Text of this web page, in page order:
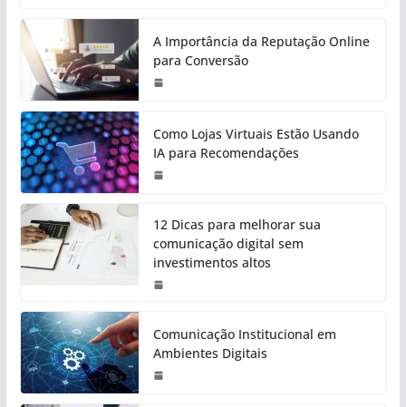
A Importância da Reputação Online
para Conversão
Como Lojas Virtuais Estão Usando
IA para Recomendações
12 Dicas para melhorar sua
comunicação digital sem
investimentos altos
Comunicação Institucional em
Ambientes Digitais